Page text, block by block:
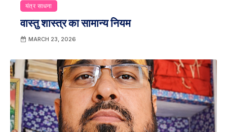
यंत्र साधना
वास्तु शास्त्र का सामान्य नियम
MARCH 23, 2026